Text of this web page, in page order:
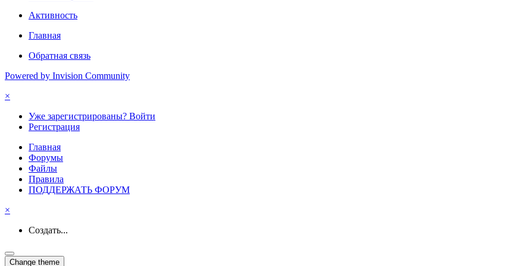
Активность
Главная
Обратная связь
Powered by Invision Community
×
Уже зарегистрированы? Войти
Регистрация
Главная
Форумы
Файлы
Правила
ПОДДЕРЖАТЬ ФОРУМ
×
Создать...
Change theme